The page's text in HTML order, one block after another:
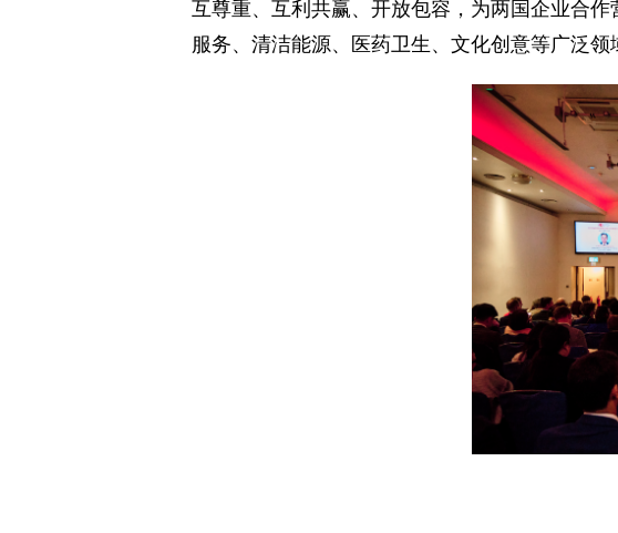
互尊重、互利共赢、开放包容，为两国企业合
服务、清洁能源、医药卫生、文化创意等广泛